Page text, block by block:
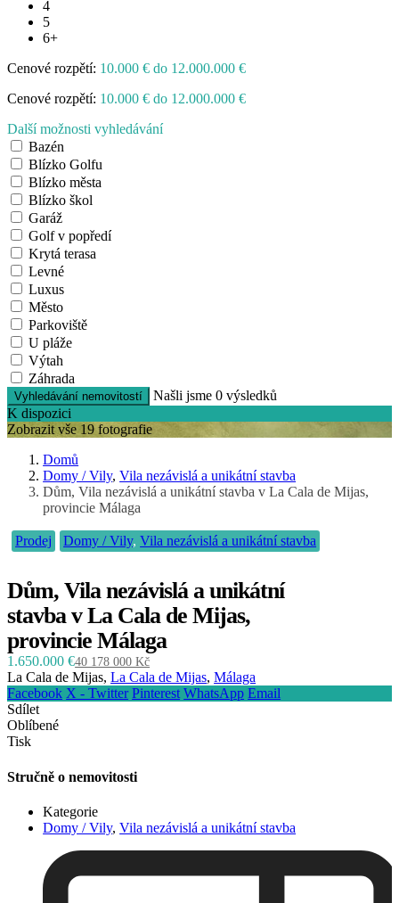
4
5
6+
Cenové rozpětí: 10.000 € do 12.000.000 €
Cenové rozpětí: 10.000 € do 12.000.000 €
Další možnosti vyhledávání
Bazén
Blízko Golfu
Blízko města
Blízko škol
Garáž
Golf v popředí
Krytá terasa
Levné
Luxus
Město
Parkoviště
U pláže
Výtah
Záhrada
Vyhledávání nemovitostí Našli jsme0 výsledků
K dispozici
Zobrazit vše 19 fotografie
Domů
Domy / Vily,Vila nezávislá a unikátní stavba
Dům, Vila nezávislá a unikátní stavba v La Cala de Mijas,
provincie Málaga
Prodej Domy / Vily,Vila nezávislá a unikátní stavba
Dům, Vila nezávislá a unikátní
stavba v La Cala de Mijas,
provincie Málaga
1.650.000 €40 178 000 Kč
La Cala de Mijas,La Cala de Mijas,Málaga
Facebook X - Twitter Pinterest WhatsApp Email
Sdílet
Oblíbené
Tisk
Stručně o nemovitosti
Kategorie
Domy / Vily,Vila nezávislá a unikátní stavba